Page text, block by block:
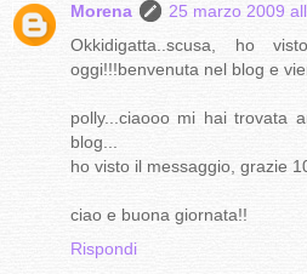
Morena
25 marzo 2009
Okkidigatta..scusa, ho
oggi!!!benvenuta nel blog e
polly...ciaooo mi hai trovata
blog...
ho visto il messaggio, grazie
ciao e buona giornata!!
Rispondi